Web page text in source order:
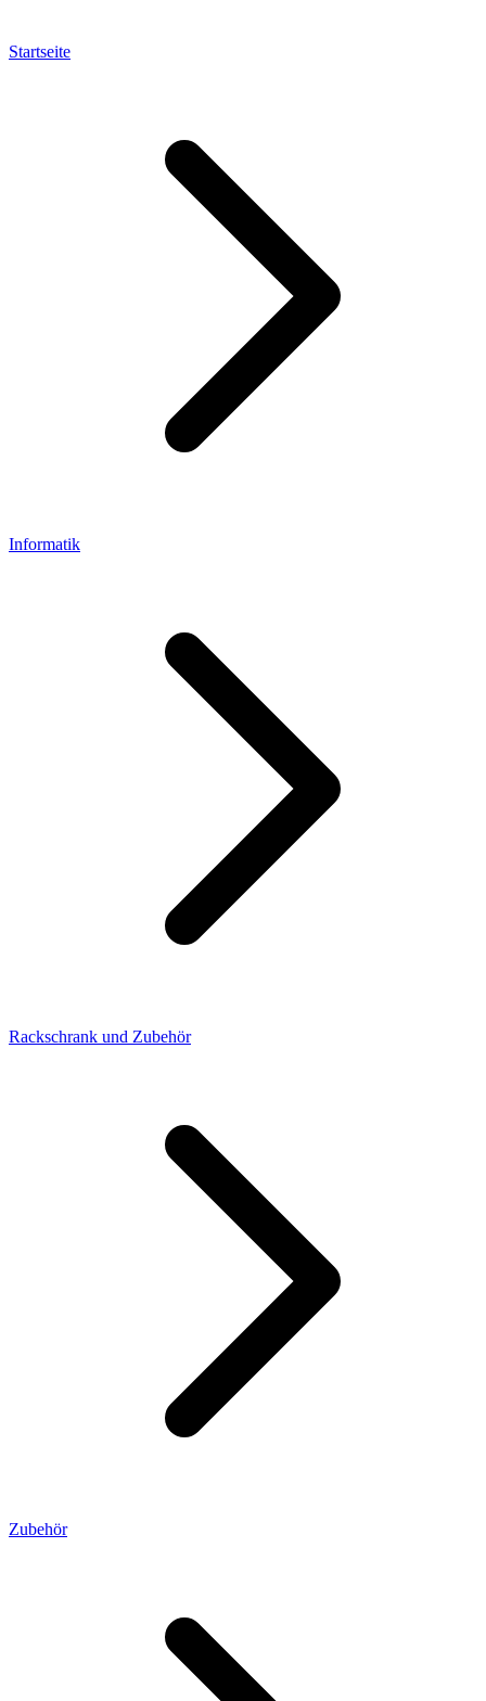
Startseite
Informatik
Rackschrank und Zubehör
Zubehör